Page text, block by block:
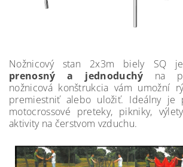
Nožnicový stan 2x3m biely SQ
prenosný a jednoduchý na
nožnicová konštrukcia vám umožní
premiestniť alebo uložiť. Ideálny je
motocrossové preteky, pikniky,
aktivity na čerstvom vzduchu.